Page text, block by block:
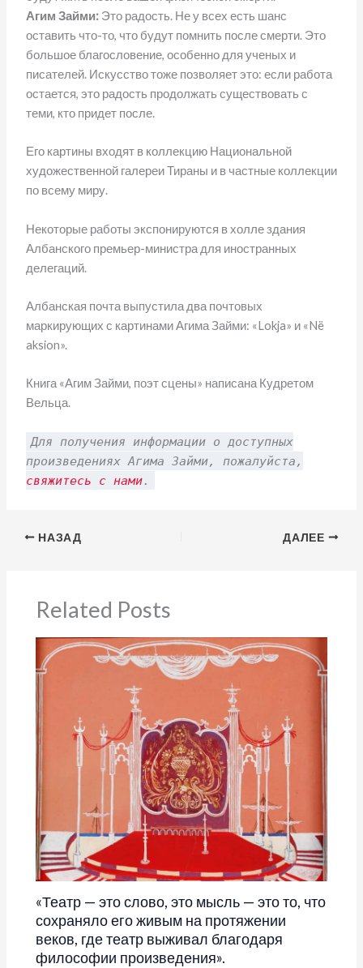
Агим Займи:Это радость. Не у всех есть шанс
оставить что-то, что будут помнить после смерти. Это
большое благословение, особенно для ученых и
писателей. Искусство тоже позволяет это: если работа
остается, это радость продолжать существовать с
теми, кто придет после.
Его картины входят в коллекцию Национальной
художественной галереи Тираны и в частные коллекции
по всему миру.
Некоторые работы экспонируются в холле здания
Албанского премьер-министра для иностранных
делегаций.
Албанская почта выпустила два почтовых
маркирующих с картинами Агима Займи: «Lokja» и «Në
aksion».
Книга «Агим Займи, поэт сцены» написана Кудретом
Вельца.
Для получения информации о доступных
произведениях Агима Займи, пожалуйста,
свяжитесь с нами.
НАЗАД ДАЛЕЕ
Related Posts
«Театр — это слово, это мысль — это то, что
сохраняло его живым на протяжении
веков, где театр выживал благодаря
философии произведения».